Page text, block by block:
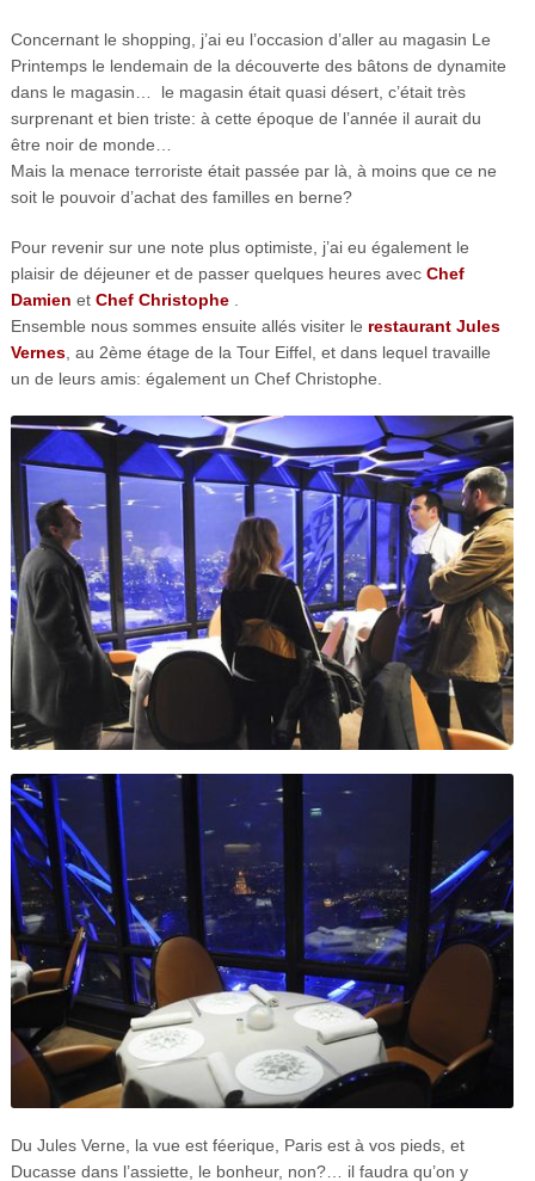
Concernant le shopping, j’ai eu l’occasion d’aller au magasin Le
Printemps le lendemain de la découverte des bâtons de dynamite
dans le magasin… le magasin était quasi désert, c’était très
surprenant et bien triste: à cette époque de l’année il aurait du
être noir de monde…
Mais la menace terroriste était passée par là, à moins que ce ne
soit le pouvoir d’achat des familles en berne?
Pour revenir sur une note plus optimiste, j’ai eu également le
plaisir de déjeuner et de passer quelques heures avec Chef
Damien et Chef Christophe.
Ensemble nous sommes ensuite allés visiter le restaurant Jules
Vernes, au 2ème étage de la Tour Eiffel, et dans lequel travaille
un de leurs amis: également un Chef Christophe.
Du Jules Verne, la vue est féerique, Paris est à vos pieds, et
Ducasse dans l’assiette, le bonheur, non?… il faudra qu’on y